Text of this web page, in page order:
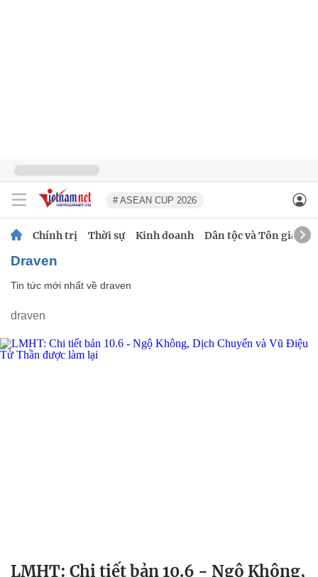
# ASEAN CUP 2026
Chính trị Thời sự Kinh doanh Dân tộc và Tôn giáo
draven
Tin tức mới nhất về draven
draven
LMHT: Chi tiết bản 10.6 - Ngộ Không,